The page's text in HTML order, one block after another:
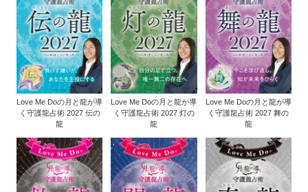
Love Me Doの月と龍が導
く守護龍占術 2027 伝の
龍
Love Me Doの月と龍が導
く守護龍占術 2027 灯の
龍
Love Me Doの月と龍が導
く守護龍占術 2027 舞の
龍